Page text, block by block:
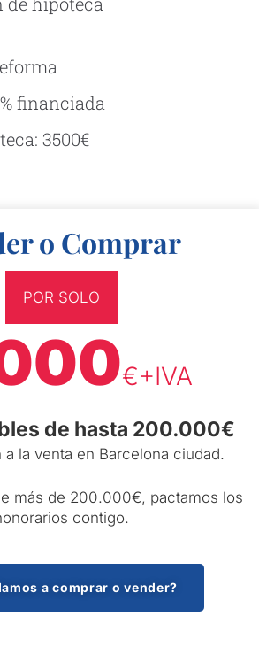
financiada
3500€
o Comprar
POR SOLO
€+IVA
de hasta 200.000€
a la venta en Barcelona ciudad.
más de 200.000€, pactamos los
contigo.
a comprar o vender?